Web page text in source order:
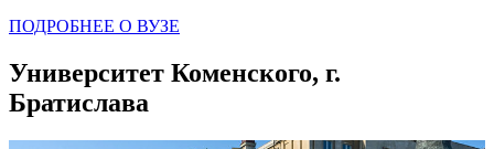
ПОДРОБНЕЕ О ВУЗЕ
Университет Коменского, г.
Братислава